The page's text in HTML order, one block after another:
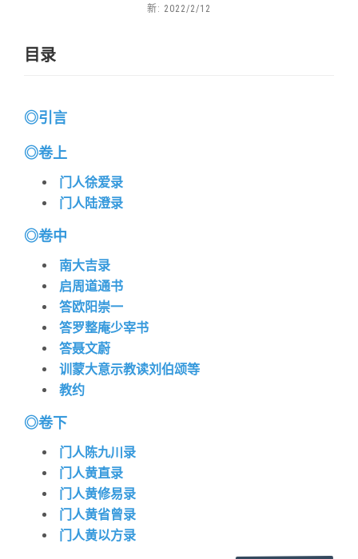
新: 2022/2/12
目录
◎引言
◎卷上
门人徐爱录
门人陆澄录
◎卷中
南大吉录
启周道通书
答欧阳崇一
答罗整庵少宰书
答聂文蔚
训蒙大意示教读刘伯颂等
教约
◎卷下
门人陈九川录
门人黄直录
门人黄修易录
门人黄省曾录
门人黄以方录